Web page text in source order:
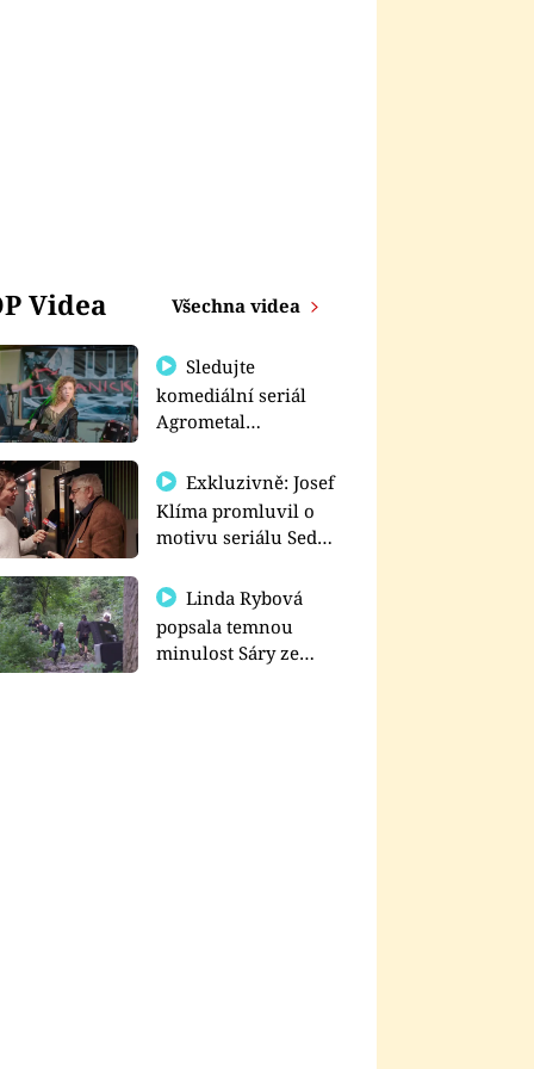
Videa Všechna videa
Sledujte
komediální seriál
Agrometal
prima+
Exkluzivně: Josef
Klíma promluvil o
motivu seriálu Sedm
Linda Rybová
popsala temnou
minulost Sáry ze